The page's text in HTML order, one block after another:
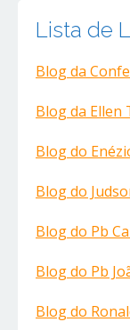
Lista de
Blog da
Blog da Ellen
Blog do
Blog do
Blog do Pb
Blog do Pb
Blog do